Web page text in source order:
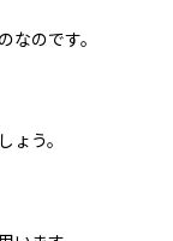
なのです。
ょう。